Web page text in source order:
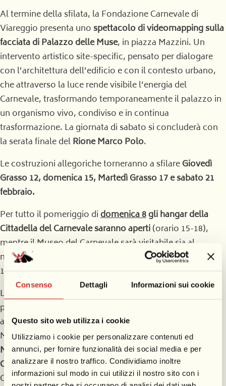
Consenso Dettagli Informazioni sui cookie
Questo sito web utilizza i cookie
Utilizziamo i cookie per personalizzare contenuti ed
annunci, per fornire funzionalità dei social media e per
analizzare il nostro traffico. Condividiamo inoltre
informazioni sul modo in cui utilizzi il nostro sito con i
Al termine della sfilata, la Fondazione Carnevale di
Viareggio presenta unospettacolo di videomapping sulla
facciata di Palazzo delle Muse, in piazza Mazzini. Un
intervento artistico site-specific, pensato per dialogare
con l’architettura dell’edificio e con il contesto urbano,
che attraverso la luce rende visibile l’energia del
Carnevale, trasformando temporaneamente il palazzo in
un organismo vivo, condiviso e in continua
trasformazione. La giornata di sabato si concluderà con
la serata finale delRione Marco Polo.
Le costruzioni allegoriche torneranno a sfilareGiovedì
Grasso 12, domenica 15, Martedì Grasso 17 e sabato 21
febbraio.
Per tutto il pomeriggio didomenica 8gli hangar della
Cittadella del Carnevale saranno aperti(orario 15-18),
mentre il Museo del Carnevale sarà visitabile sia al
mattino che nel pomeriggio (con orario 9,30/12,30 e
15/19).
Le maschere del Carnevale di Viareggio saranno
protagoniste anche a
animeranno il centro storico con una sfilata lungo le
Mura, da Porta Sant’Anna, fino a piazza San Michele. A
Milano, invece, il Carnevale di Viareggio è protagonista a
Casa Toscana , alle Terme De Montel, nell’ambito delle
Olimpiadi invernali, per raccontare creatività e tradizione